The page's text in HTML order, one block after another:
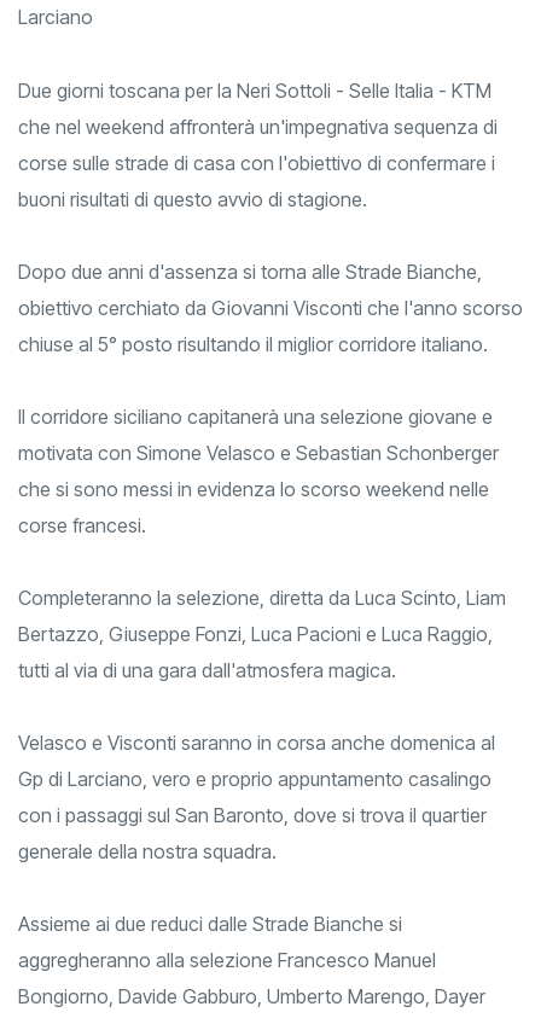
Due giorni toscana per la Neri Sottoli - Selle Italia - KTM
che nel weekend affronterà un'impegnativa sequenza di
corse sulle strade di casa con l'obiettivo di confermare i
buoni risultati di questo avvio di stagione.
Dopo due anni d'assenza si torna alle Strade Bianche,
obiettivo cerchiato da Giovanni Visconti che l'anno scorso
chiuse al 5° posto risultando il miglior corridore italiano.
Il corridore siciliano capitanerà una selezione giovane e
motivata con Simone Velasco e Sebastian Schonberger
che si sono messi in evidenza lo scorso weekend nelle
corse francesi.
Completeranno la selezione, diretta da Luca Scinto, Liam
Bertazzo, Giuseppe Fonzi, Luca Pacioni e Luca Raggio,
tutti al via di una gara dall'atmosfera magica.
Velasco e Visconti saranno in corsa anche domenica al
Gp di Larciano, vero e proprio appuntamento casalingo
con i passaggi sul San Baronto, dove si trova il quartier
generale della nostra squadra.
Assieme ai due reduci dalle Strade Bianche si
aggregheranno alla selezione Francesco Manuel
Bongiorno, Davide Gabburo, Umberto Marengo, Dayer